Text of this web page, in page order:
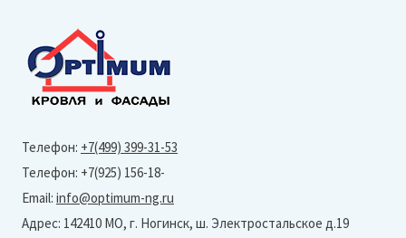
Телефон: +7(499) 399-31-53
Телефон: +7(925) 156-18-
Email: info@optimum-ng.ru
Адрес: 142410 МО, г. Ногинск, ш. Электростальское д.19